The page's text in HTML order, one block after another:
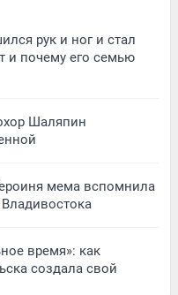
рук и ног и стал
и почему его семью
Шаляпин
мема вспомнила
время»: как
создала свой